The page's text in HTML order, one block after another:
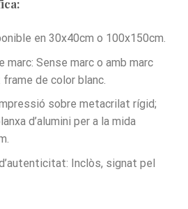
en 30x40cm o 100x150cm.
marc: Sense marc o amb marc
de color blanc.
sobre metacrilat rígid;
d’alumini per a la mida
Inclòs, signat pel